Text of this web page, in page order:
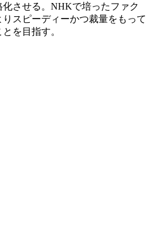
させる。NHKで培ったファク
りスピーディーかつ裁量をもって
を目指す。